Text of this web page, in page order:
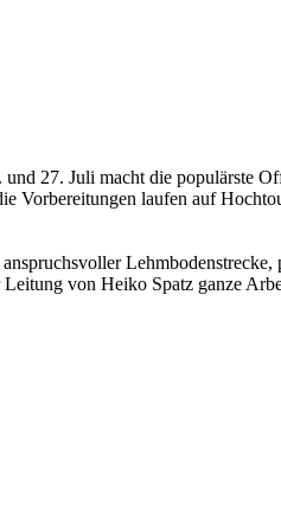
27. Juli macht die populärste
Vorbereitungen laufen auf
von Heiko Spatz ganze